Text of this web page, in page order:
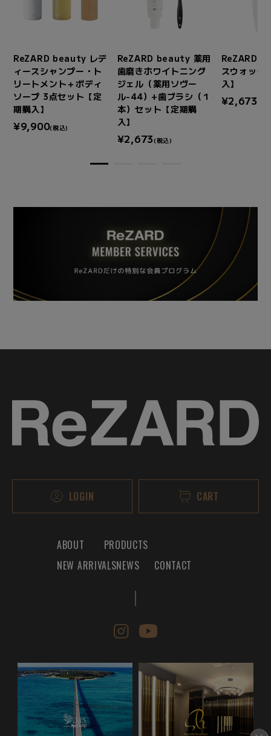
ReZARD beauty レデ
ィースシャンプー・ト
リートメント＋ボディ
ソープ 3点セット【定
期購入】
¥9,900(税込)
ReZARD beauty 薬用
歯磨きホワイトニング
ジェル（薬用ソヴー
ル-44）+歯ブラシ（１
本）セット【定期購
入】
¥2,673(税込)
ReZARD
スウォッシ
入】
¥2,673
LOGIN CART
ABOUT
PRODUCTS
NEW ARRIVALSNEWS CONTACT